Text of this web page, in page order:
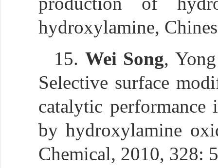
hydroxylamine,
15. Wei Song,
Selective surface
catalytic
by hydroxylamine
Chemical, 2010, 328: